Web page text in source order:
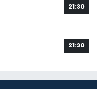
21:30
21:30